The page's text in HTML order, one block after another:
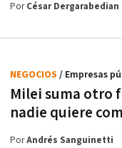
PorCésar Dergarabedian
Milei suma otro
nadie quiere
NEGOCIOS / Empresas
PorAndrés Sanguinetti